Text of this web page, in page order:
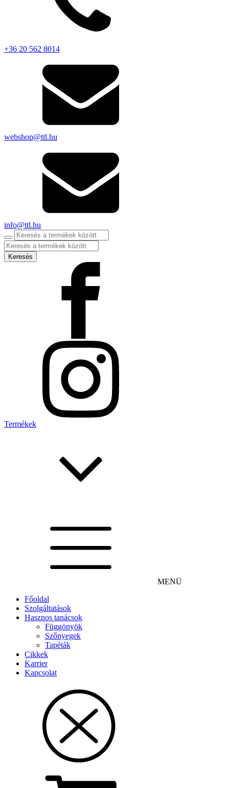
+36 20 562 8014
webshop@ttl.hu
info@ttl.hu
Products
search
Keresés
Termékek
MENÜ
Főoldal
Szolgáltatások
Hasznos tanácsok
Függönyök
Szőnyegek
Tapéták
Cikkek
Karrier
Kapcsolat